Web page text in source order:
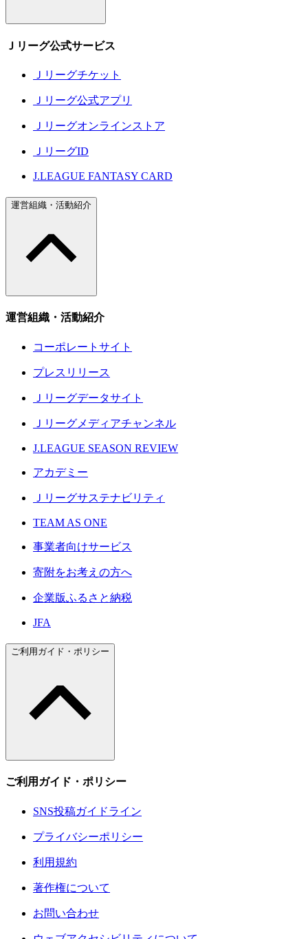
Ｊリーグ公式サービス
Ｊリーグチケット
Ｊリーグ公式アプリ
Ｊリーグオンラインストア
ＪリーグID
J.LEAGUE FANTASY CARD
運営組織・活動紹介
運営組織・活動紹介
コーポレートサイト
プレスリリース
Ｊリーグデータサイト
Ｊリーグメディアチャンネル
J.LEAGUE SEASON REVIEW
アカデミー
Ｊリーグサステナビリティ
TEAM AS ONE
事業者向けサービス
寄附をお考えの方へ
企業版ふるさと納税
JFA
ご利用ガイド・ポリシー
ご利用ガイド・ポリシー
SNS投稿ガイドライン
プライバシーポリシー
利用規約
著作権について
お問い合わせ